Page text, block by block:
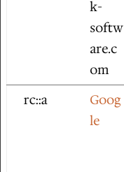
k-
softw
are.c
om
rc::a
Goog
le